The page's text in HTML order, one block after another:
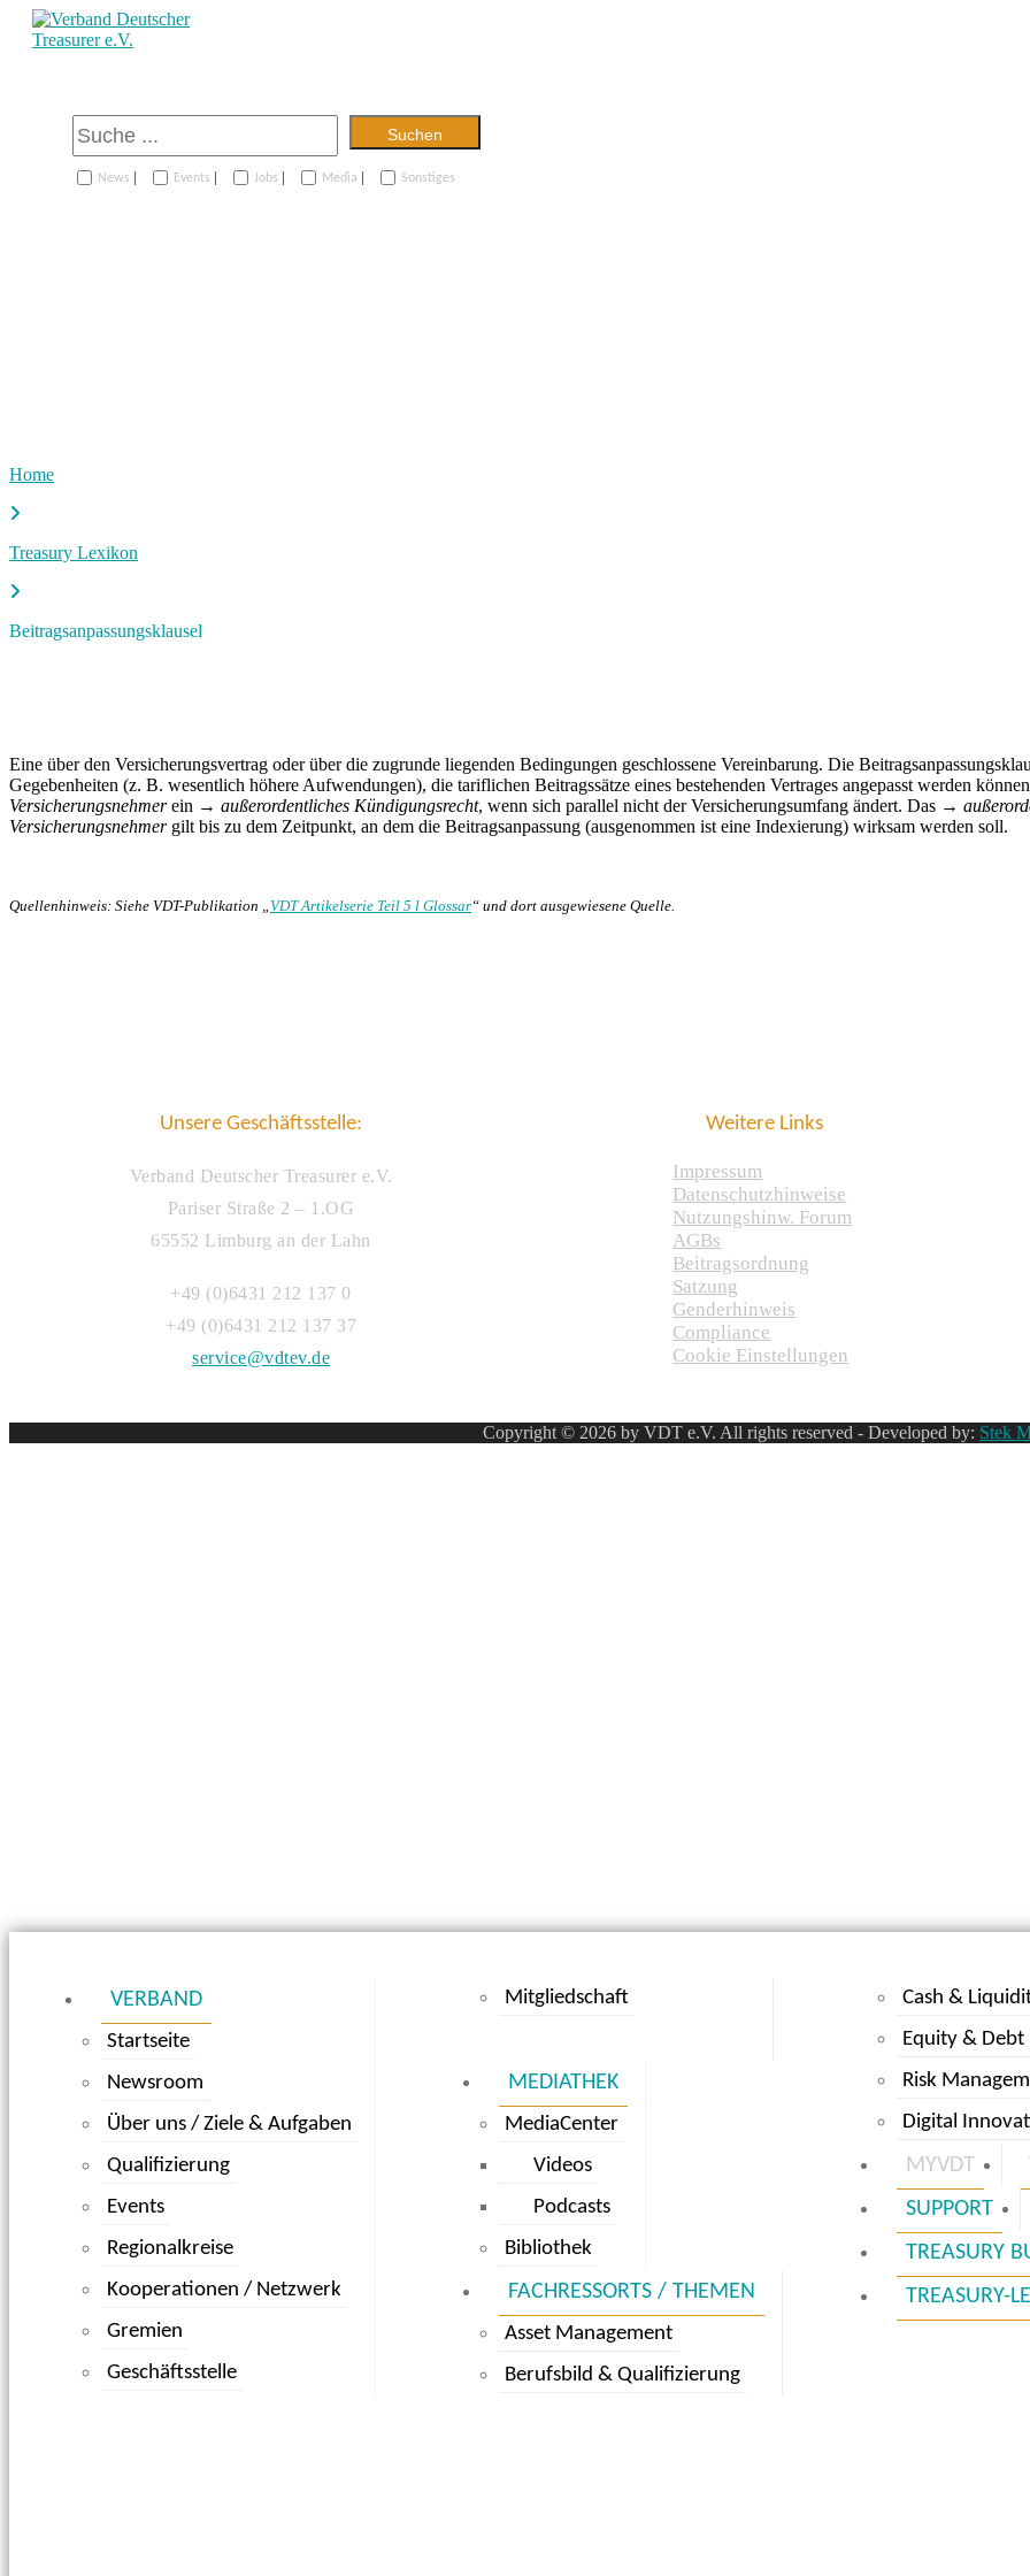
Suchen
News | Events | Jobs | Media | Sonstiges
Home
Treasury Lexikon
Beitragsanpassungsklausel
Eine über den Versicherungsvertrag oder über die zugrunde liegenden Bedingungen geschlossene Vereinbarung. Die
Gegebenheiten (z. B. wesentlich höhere Aufwendungen), die tariflichen Beitragssätze eines bestehenden Vertrages angepasst werden
Versicherungsnehmerein → außerordentliches Kündigungsrecht, wenn sich parallel nicht der Versicherungsumfang ändert. Das →
Versicherungsnehmergilt bis zu dem Zeitpunkt, an dem die Beitragsanpassung (ausgenommen ist eine Indexierung) wirksam werden soll.
Quellenhinweis: Siehe VDT-Publikation „VDT Artikelserie Teil 5 l Glossar“ und dort ausgewiesene Quelle.
Unsere Geschäftsstelle:
Verband Deutscher Treasurer e.V.
Pariser Straße 2 – 1.OG
65552 Limburg an der Lahn
+49 (0)6431 212 137 0
+49 (0)6431 212 137 37
service@vdtev.de
Weitere Links
Impressum
Datenschutzhinweise
Nutzungshinw. Forum
AGBs
Beitragsordnung
Satzung
Genderhinweis
Compliance
Cookie Einstellungen
Copyright © 2026 by VDT e.V. All rights reserved - Developed by: Stek
VERBAND
Startseite
Newsroom
Über uns / Ziele & Aufgaben
Qualifizierung
Events
Regionalkreise
Kooperationen / Netzwerk
Gremien
Geschäftsstelle
Mitgliedschaft
MEDIATHEK
MediaCenter
Videos
Podcasts
Bibliothek
FACHRESSORTS / THEMEN
Asset Management
Berufsbild & Qualifizierung
Cash &
Equity & Debt
Risk
Digital
MYVDT
SUPPORT
TREASURY
TREASURY-